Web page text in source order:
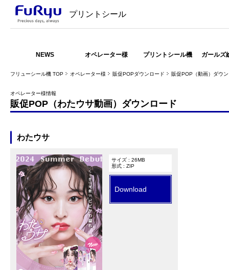
プリントシール
NEWS オペレーター様 プリントシール機 ガールズ
フリューシール機 TOP オペレーター様 販促POPダウンロード 販促POP（動画）ダウ
オペレーター様情報
販促POP（わたウサ動画）ダウンロード
わたウサ
サイズ : 26MB
形式 : ZIP
Download